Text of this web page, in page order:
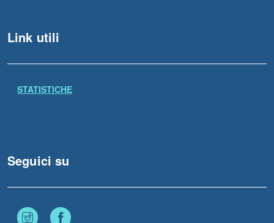
Link utili
STATISTICHE
Seguici su
Instagram